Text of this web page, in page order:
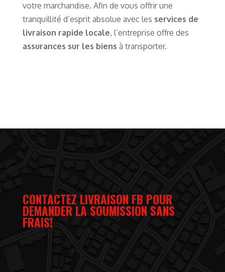
votre marchandise. Afin de vous offrir une
tranquillité d’esprit absolue avec les services de
livraison rapide locale, l’entreprise offre des
assurances sur les biens à transporter.
CONTACTEZ LIVRAISON FB POUR
DEMANDER LA SOUMISSION SANS
FRAIS!